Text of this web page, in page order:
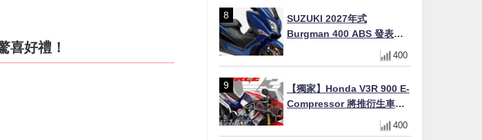
喜好禮！
SUZUKI 2027年式
Burgman 400 ABS 發表！
8/18日本上市、支援E10汽油
售價98萬100日圓
400
【獨家】Honda V3R 900 E-
Compressor 將推衍生車
系？自然進氣 V3 同步測試
中，CG 預想曝光！
400